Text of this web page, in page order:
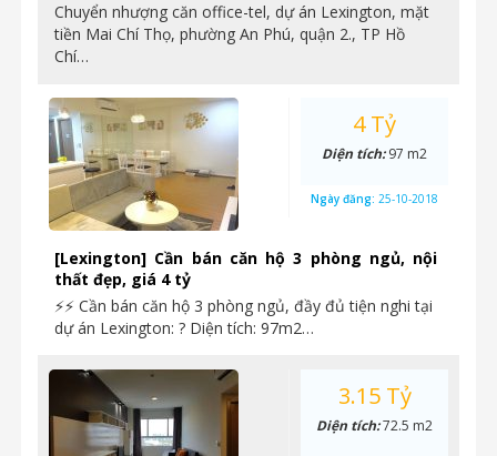
Chuyển nhượng căn office-tel, dự án Lexington, mặt
tiền Mai Chí Thọ, phường An Phú, quận 2., TP Hồ
Chí…
[Lexington] Cần bán căn hộ 3 phòng ngủ, nội
thất đẹp, giá 4 tỷ
⚡⚡ Cần bán căn hộ 3 phòng ngủ, đầy đủ tiện nghi tại
dự án Lexington: ? Diện tích: 97m2…
4 Tỷ
Diện tích:97 m2
Ngày đăng: 25-10-2018
3.15 Tỷ
Diện tích:72.5 m2